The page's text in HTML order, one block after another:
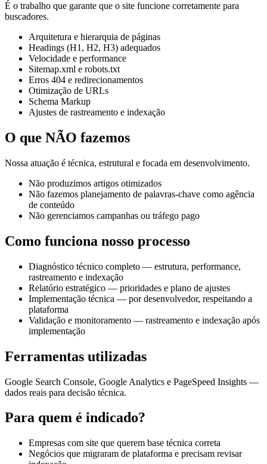
É o trabalho que garante que o site funcione corretamente para
buscadores.
Arquitetura e hierarquia de páginas
Headings (H1, H2, H3) adequados
Velocidade e performance
Sitemap.xml e robots.txt
Erros 404 e redirecionamentos
Otimização de URLs
Schema Markup
Ajustes de rastreamento e indexação
O que NÃO fazemos
Nossa atuação é técnica, estrutural e focada em desenvolvimento.
Não produzimos artigos otimizados
Não fazemos planejamento de palavras-chave como agência
de conteúdo
Não gerenciamos campanhas ou tráfego pago
Como funciona nosso processo
Diagnóstico técnico completo — estrutura, performance,
rastreamento e indexação
Relatório estratégico — prioridades e plano de ajustes
Implementação técnica — por desenvolvedor, respeitando a
plataforma
Validação e monitoramento — rastreamento e indexação após
implementação
Ferramentas utilizadas
Google Search Console, Google Analytics e PageSpeed Insights —
dados reais para decisão técnica.
Para quem é indicado?
Empresas com site que querem base técnica correta
Negócios que migraram de plataforma e precisam revisar